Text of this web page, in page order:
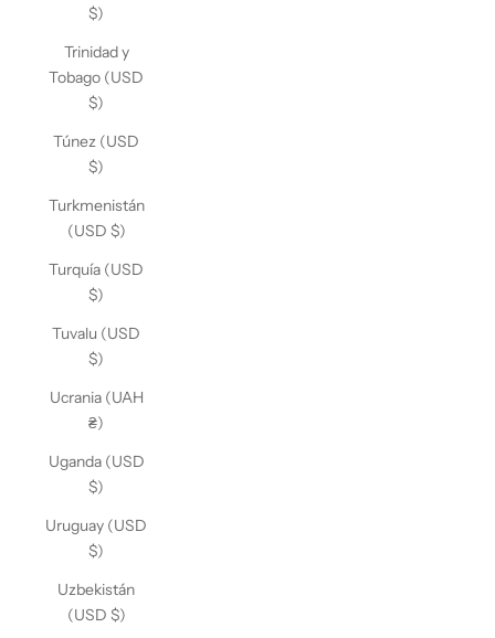
$)
Trinidad y
Tobago (USD
$)
Túnez (USD
$)
Turkmenistán
(USD $)
Turquía (USD
$)
Tuvalu (USD
$)
Ucrania (UAH
₴)
Uganda (USD
$)
Uruguay (USD
$)
Uzbekistán
(USD $)